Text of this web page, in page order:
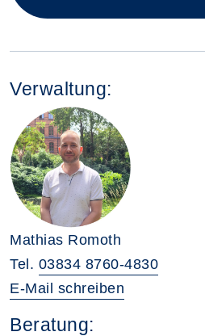
Verwaltung:
Mathias Romoth
Tel. 03834 8760-4830
E-Mail schreiben
Beratung: